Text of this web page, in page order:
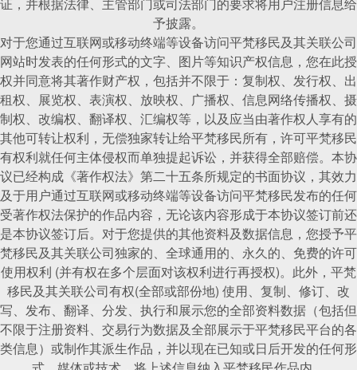
予披露。
对于您通过互联网或移动终端等设备访问平梵移民及其关联公司
网站时发表的任何形式的文字、图片等知识产权信息，您在此授
权并同意将其著作财产权，包括并不限于：复制权、发行权、出
租权、展览权、表演权、放映权、广播权、信息网络传播权、摄
制权、改编权、翻译权、汇编权等，以及应当由著作权人享有的
其他可转让权利，无偿独家转让给平梵移民所有，许可平梵移民
有权利就任何主体侵权而单独提起诉讼，并获得全部赔偿。本协
议已经构成《著作权法》第二十五条所规定的书面协议，其效力
及于用户通过互联网或移动终端等设备访问平梵移民发布的任何
受著作权法保护的作品内容，无论该内容形成于本协议签订前还
是本协议签订后。对于您提供的其他资料及数据信息，您授予平
梵移民及其关联公司独家的、全球通用的、永久的、免费的许可
使用权利 (并有权在多个层面对该权利进行再授权)。此外，平梵
移民及其关联公司有权(全部或部份地) 使用、复制、修订、改
写、发布、翻译、分发、执行和展示您的全部资料数据（包括但
不限于注册资料、交易行为数据及全部展示于平梵移民平台的各
类信息）或制作其派生作品，并以现在已知或日后开发的任何形